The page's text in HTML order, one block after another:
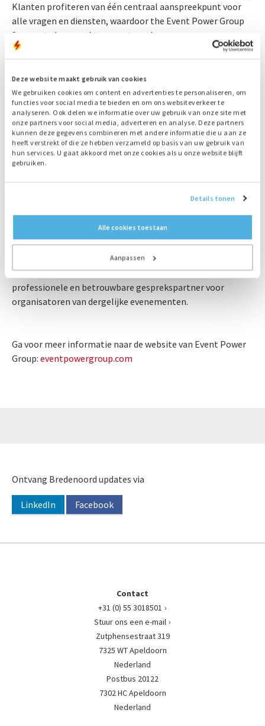
Deze website maakt gebruik van cookies
We gebruiken cookies om content en advertenties te personaliseren, om
functies voor social media te bieden en om ons websiteverkeer te
analyseren. Ook delen we informatie over uw gebruik van onze site met
onze partners voor social media, adverteren en analyse. Deze partners
kunnen deze gegevens combineren met andere informatie die u aan ze
heeft verstrekt of die ze hebben verzameld op basis van uw gebruik van
hun services. U gaat akkoord met onze cookies als u onze website blijft
gebruiken.
Details tonen
Alle cookies toestaan
Aanpassen
Klanten profiteren van één centraal aanspreekpunt voor
alle vragen en diensten, waardoor the Event Power Group
fungeert als een echte one-stop-shop.
unieke mogelijkheden. Voor evenementenorganisatoren
betekent dit maatwerkoplossingen die niet alleen
vernieuwend zijn, maar ook inspelen op belangrijke eisen
zoals het minimaliseren van CO2-uitstoot en andere
nadelige effecten.
Gespecialiseerd in grote evenementen
Spelen spelen enorme belangen. Televisierechten,
sponsorgelden, hospitality-faciliteiten en
verzekeringspremies vertegenwoordigen gigantische
bedragen. Event Power Group begrijpt deze belangen en
richt zich volledig op het leveren van hoogwaardige
stroomoplossingen. Daarmee positioneren ze zich als een
professionele en betrouwbare gesprekspartner voor
organisatoren van dergelijke evenementen.
Ga voor meer informatie naar de website van Event Power
Group: eventpowergroup.com
Ontvang Bredenoord updates via
LinkedIn Facebook
Contact
+31 (0) 55 3018501
Stuur ons een e-mail
Zutphensestraat 319
7325 WT Apeldoorn
Nederland
Postbus 20122
7302 HC Apeldoorn
Nederland